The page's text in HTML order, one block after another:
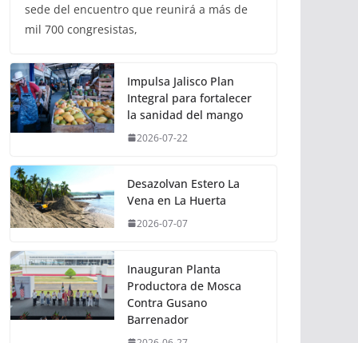
sede del encuentro que reunirá a más de
mil 700 congresistas,
Impulsa Jalisco Plan
Integral para fortalecer
la sanidad del mango
2026-07-22
Desazolvan Estero La
Vena en La Huerta
2026-07-07
Inauguran Planta
Productora de Mosca
Contra Gusano
Barrenador